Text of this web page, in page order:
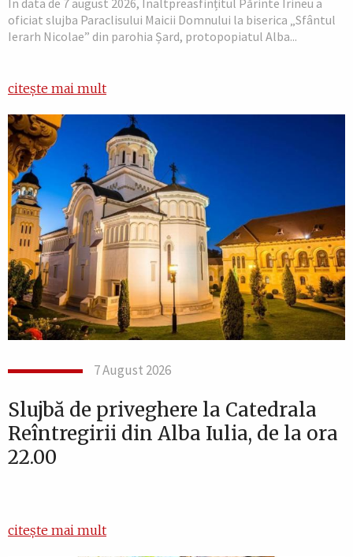
În data de 7 august 2026, Înaltpreasfințitul Părinte Irineu a
oficiat slujba Paraclisului Maicii Domnului la biserica „Sfântul
Ierarh Nicolae” din parohia Șard, protopopiatul Alba...
citește mai mult
7 August 2026
Slujbă de priveghere la Catedrala
Reîntregirii din Alba Iulia, de la ora
22.00
citește mai mult